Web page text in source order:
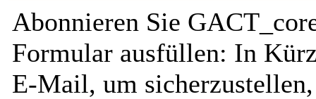
Abonnieren Sie
Formular ausfüllen: In
E-Mail, um